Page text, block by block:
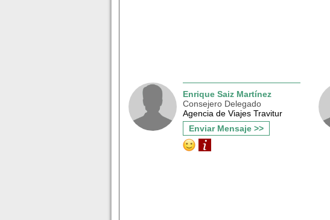
Enrique Saiz Martínez
Consejero Delegado
Agencia de Viajes Travitur
Enviar Mensaje >>